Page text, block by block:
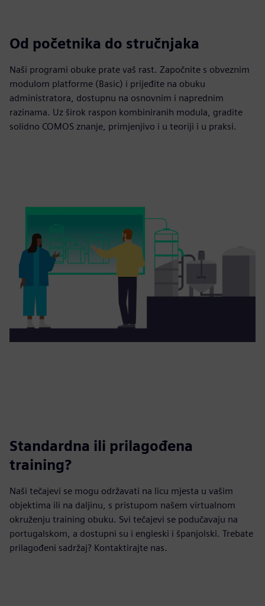
Od početnika do stručnjaka
Naši programi obuke prate vaš rast. Započnite s obveznim
modulom platforme (Basic) i prijeđite na obuku
administratora, dostupnu na osnovnim i naprednim
razinama. Uz širok raspon kombiniranih modula, gradite
solidno COMOS znanje, primjenjivo i u teoriji i u praksi.
Standardna ili prilagođena
training?
Naši tečajevi se mogu održavati na licu mjesta u vašim
objektima ili na daljinu, s pristupom našem virtualnom
okruženju training obuku. Svi tečajevi se podučavaju na
portugalskom, a dostupni su i engleski i španjolski. Trebate
prilagođeni sadržaj? Kontaktirajte nas.